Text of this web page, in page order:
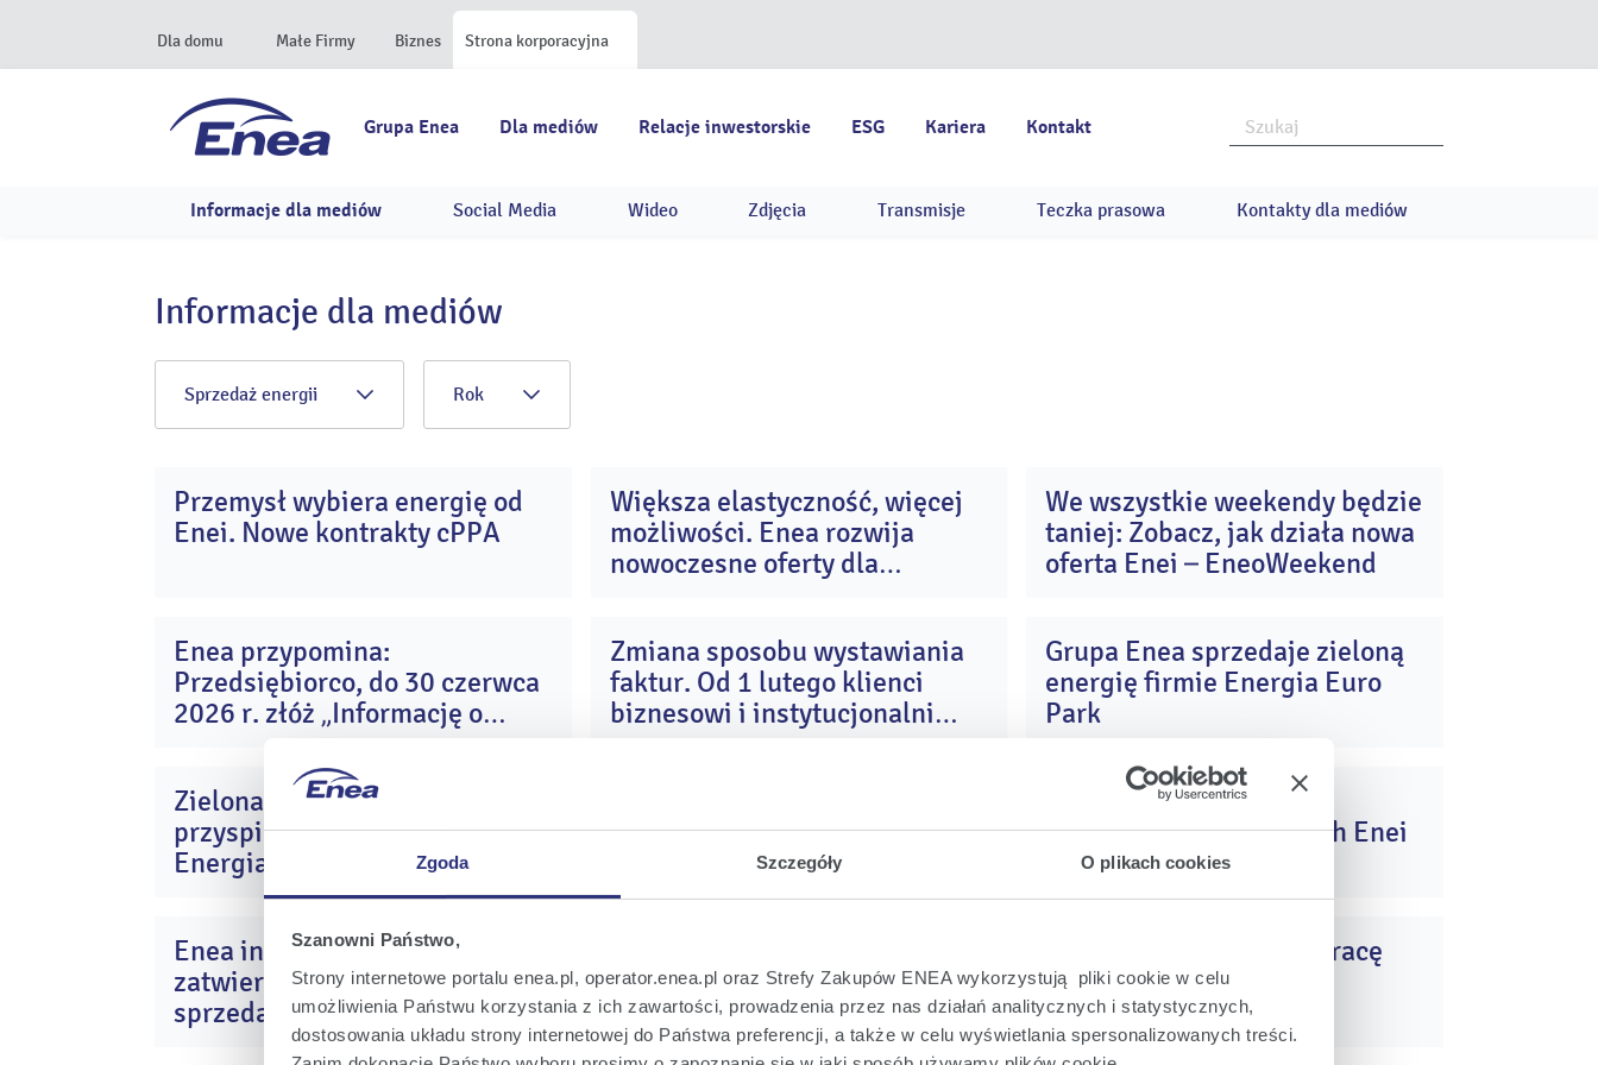
Zgoda Szczegóły O plikach cookies
Szanowni Państwo,
Strony internetowe portalu enea.pl, operator.enea.pl oraz Strefy Zakupów ENEA wykorzystują pliki cookie w celu
umożliwienia Państwu korzystania z ich zawartości, prowadzenia przez nas działań analitycznych i statystycznych,
dostosowania układu strony internetowej do Państwa preferencji, a także w celu wyświetlania spersonalizowanych treści.
Dla domu Małe Firmy Biznes Strona korporacyjna
Grupa Enea Dla mediów Relacje inwestorskie ESG Kariera Kontakt
Informacje dla mediów Social Media Wideo Zdjęcia Transmisje Teczka prasowa Kontakty dla mediów
Informacje dla mediów
Sprzedaż energii Rok
29
Przemysł wybiera energię od
Enei. Nowe kontrakty cPPA
21
Większa elastyczność, więcej
możliwości. Enea rozwija
nowoczesne oferty dla
17
cze
We wszystkie weekendy będzie
taniej: Zobacz, jak działa nowa
oferta Enei – EneoWeekend
cze
Enea przypomina:
Przedsiębiorco, do 30 czerwca
2026 r. złóż „Informację o
prawo do ceny maksymalnej
energii w drugim półroczu
2024
10
Zmiana sposobu wystawiania
faktur. Od 1 lutego klienci
biznesowi i instytucjonalni
09
Grupa Enea sprzedaje zieloną
energię firmie Energia Euro
Park
sty
Zielona #TransformacjaEnei
przyspiesza. Enea Nowa
Energia podsumowuje 2025
sty
cena prądu i wsparcie
profesjonalnego elektryka
gru
Niższe ceny energii dla
klientów indywidualnych Enei
paź
2025
Enea informuje o
zatwierdzeniu zmiany taryfy na
sprzedaż energii elektrycznej
lip
2025
akcję zbierania informacji,
zapewniających utrzymanie
korzystnej ceny energii dla
17
Enea nawiązała współpracę
handlową z Alians-OZE